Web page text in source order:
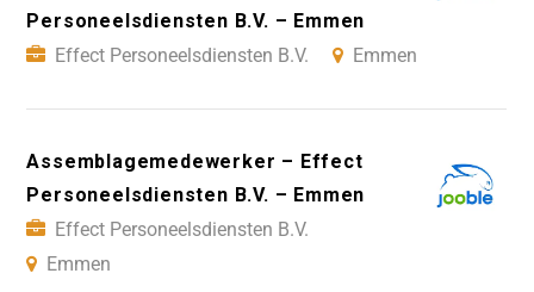
Personeelsdiensten B.V. – Emmen
Effect Personeelsdiensten B.V.
Emmen
Assemblagemedewerker – Effect
Personeelsdiensten B.V. – Emmen
Effect Personeelsdiensten B.V.
Emmen